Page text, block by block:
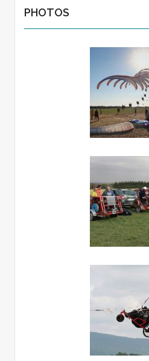
PHOTOS